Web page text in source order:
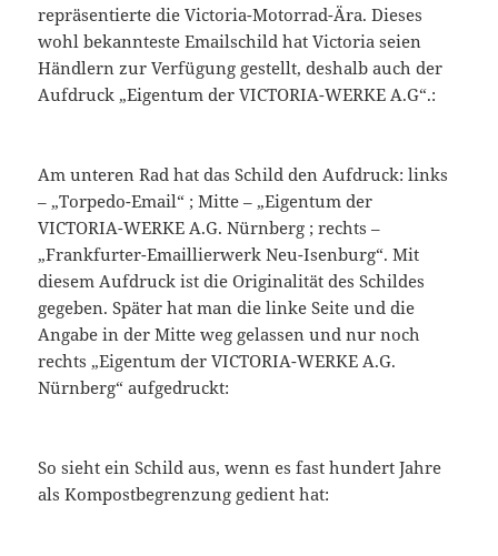
repräsentierte die Victoria-Motorrad-Ära. Dieses
wohl bekannteste Emailschild hat Victoria seien
Händlern zur Verfügung gestellt, deshalb auch der
Aufdruck „Eigentum der VICTORIA-WERKE A.G“.:
Am unteren Rad hat das Schild den Aufdruck: links
– „Torpedo-Email“ ; Mitte – „Eigentum der
VICTORIA-WERKE A.G. Nürnberg ; rechts –
„Frankfurter-Emaillierwerk Neu-Isenburg“. Mit
diesem Aufdruck ist die Originalität des Schildes
gegeben. Später hat man die linke Seite und die
Angabe in der Mitte weg gelassen und nur noch
rechts „Eigentum der VICTORIA-WERKE A.G.
Nürnberg“ aufgedruckt:
So sieht ein Schild aus, wenn es fast hundert Jahre
als Kompostbegrenzung gedient hat: